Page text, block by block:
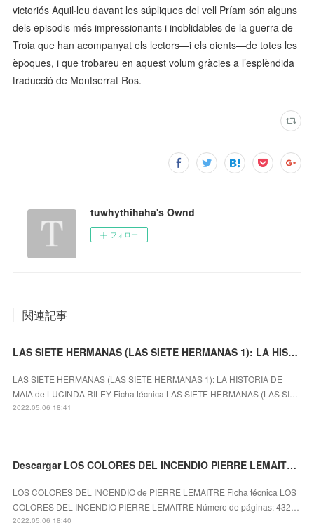
victoriós Aquil·leu davant les súpliques del vell Príam són alguns
dels episodis més impressionants i inoblidables de la guerra de
Troia que han acompanyat els lectors—i els oients—de totes les
èpoques, i que trobareu en aquest volum gràcies a l’esplèndida
traducció de Montserrat Ros.
tuwhythihaha's Ownd
フォロー
関連記事
LAS SIETE HERMANAS (LAS SIETE HERMANAS 1): LA HISTORIA DE MAIA leer el libro pdf
LAS SIETE HERMANAS (LAS SIETE HERMANAS 1): LA HISTORIA DE
MAIA de LUCINDA RILEY Ficha técnica LAS SIETE HERMANAS (LAS SI…
2022.05.06 18:41
Descargar LOS COLORES DEL INCENDIO PIERRE LEMAITRE Gratis - EPUB, PDF y MOBI
LOS COLORES DEL INCENDIO de PIERRE LEMAITRE Ficha técnica LOS
COLORES DEL INCENDIO PIERRE LEMAITRE Número de páginas: 432…
2022.05.06 18:40